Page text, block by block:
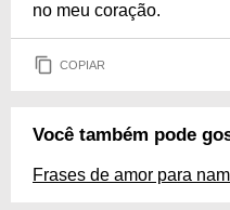
no meu coração.
COPIAR
Você também pode
Frases de amor para